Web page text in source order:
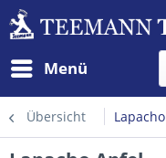
Menü
Übersicht Lapacho